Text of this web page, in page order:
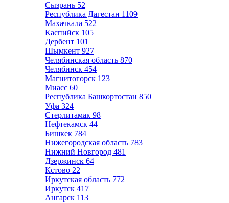
Сызрань 52
Республика Дагестан 1109
Махачкала 522
Каспийск 105
Дербент 101
Шымкент 927
Челябинская область 870
Челябинск 454
Магнитогорск 123
Миасс 60
Республика Башкортостан 850
Уфа 324
Стерлитамак 98
Нефтекамск 44
Бишкек 784
Нижегородская область 783
Нижний Новгород 481
Дзержинск 64
Кстово 22
Иркутская область 772
Иркутск 417
Ангарск 113